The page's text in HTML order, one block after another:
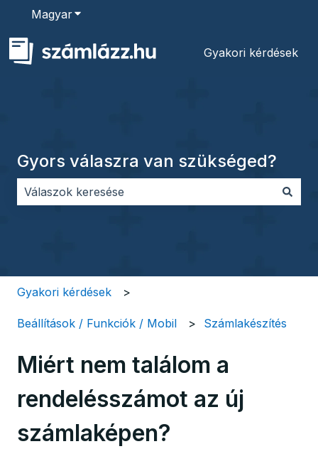
MagyarAlmenü megjelenítése fordításokhoz
Gyakori kérdések
Gyors válaszra van szükséged?
Gyakori kérdések
Beállítások / Funkciók / Mobil Számlakészítés
Miért nem találom a
rendelésszámot az új
számlaképen?